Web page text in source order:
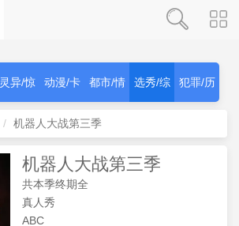
灵异/惊
秫
动漫/卡
通
都市/情 选秀/综 犯罪/历
机器人大战第三季
机器人大战第三季
共本季终期全
真人秀
ABC